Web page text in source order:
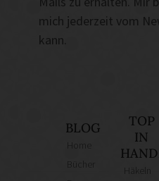
mich jederzeit vom
kann.
BLOG
TOP
IN